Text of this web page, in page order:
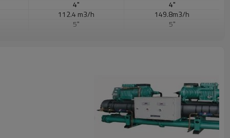
4"
4"
112.4 m3/h
149.8m3/h
5"
5"